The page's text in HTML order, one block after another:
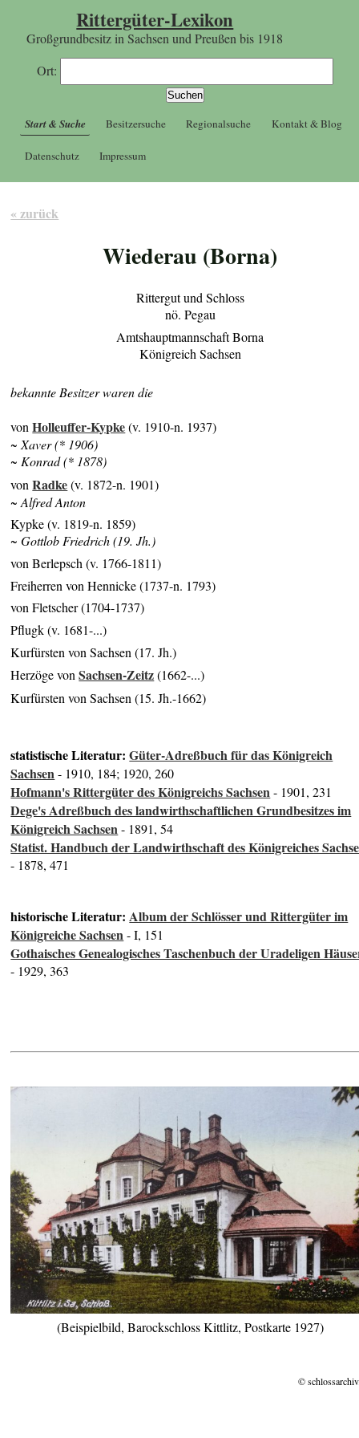
Rittergüter-Lexikon
Großgrundbesitz in Sachsen und Preußen bis 1918
Ort:
Start & Suche Besitzersuche Regionalsuche Kontakt & Blog
Datenschutz Impressum
« zurück
Wiederau (Borna)
Rittergut und Schloss
nö. Pegau
Amtshauptmannschaft Borna
Königreich Sachsen
bekannte Besitzer waren die
vonHolleuffer-Kypke(v. 1910-n. 1937)
~ Xaver (* 1906)
~ Konrad (* 1878)
vonRadke(v. 1872-n. 1901)
~ Alfred Anton
Kypke (v. 1819-n. 1859)
~ Gottlob Friedrich (19. Jh.)
von Berlepsch (v. 1766-1811)
Freiherren von Hennicke (1737-n. 1793)
von Fletscher (1704-1737)
Pflugk (v. 1681-...)
Kurfürsten von Sachsen (17. Jh.)
Herzöge vonSachsen-Zeitz(1662-...)
Kurfürsten von Sachsen (15. Jh.-1662)
statistische Literatur:Güter-Adreßbuch für das Königreich
Sachsen- 1910, 184; 1920, 260
Hofmann's Rittergüter des Königreichs Sachsen- 1901, 231
Dege's Adreßbuch des landwirthschaftlichen Grundbesitzes im
Königreich Sachsen- 1891, 54
Statist. Handbuch der Landwirthschaft des Königreiches
- 1878, 471
historische Literatur:Album der Schlösser und Rittergüter im
Königreiche Sachsen- I, 151
Gothaisches Genealogisches Taschenbuch der Uradeligen
- 1929, 363
(Beispielbild, Barockschloss Kittlitz, Postkarte 1927)
©